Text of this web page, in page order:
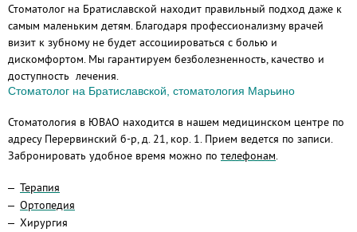
Стоматолог на Братиславской находит правильный подход даже к
самым маленьким детям. Благодаря профессионализму врачей
визит к зубному не будет ассоциироваться с болью и
дискомфортом. Мы гарантируем безболезненность, качество и
доступность лечения.
Стоматолог на Братиславской, стоматология Марьино
Стоматология в ЮВАО находится в нашем медицинском центре по
адресу Перервинский б-р, д. 21, кор. 1. Прием ведется по записи.
Забронировать удобное время можно по телефонам.
Терапия
Ортопедия
Хирургия